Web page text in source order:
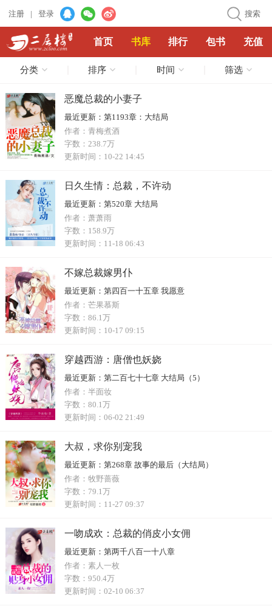
注册 | 登录 搜索
首页 书库 排行 包书 充值
分类 排序 时间 筛选
恶魔总裁的小妻子
最近更新： 第1193章：大结局
作者： 青梅煮酒
字数： 238.7万
更新时间： 10-22 14:45
日久生情：总裁，不许动
最近更新：
第520章 大结局
作者： 萧萧雨
字数： 158.9万
更新时间： 11-18 06:43
不嫁总裁嫁男仆
最近更新： 第四百一十五章 我愿意
作者： 芒果慕斯
字数： 86.1万
更新时间： 10-17 09:15
穿越西游：唐僧也妖娆
最近更新： 第二百七十七章 大结局（5）
作者： 半面妆
字数： 80.1万
更新时间： 06-02 21:49
大叔，求你别宠我
最近更新： 第268章 故事的最后（大结局）
作者： 牧野蔷薇
字数： 79.1万
更新时间： 11-27 09:37
一吻成欢：总裁的俏皮小女佣
最近更新： 第两千八百一十八章
作者： 素人一枚
字数： 950.4万
更新时间： 02-10 06:37